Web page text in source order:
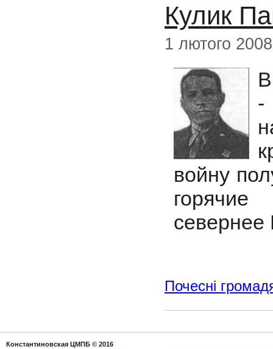
Кулик
1 лютого 2008
-
войну
севернее
Почесні
Константиновская ЦМПБ © 2016